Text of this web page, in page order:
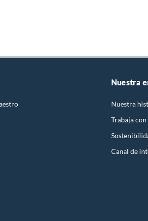
para sala
Nuestra
Nuestra
Trabaja
Canal de